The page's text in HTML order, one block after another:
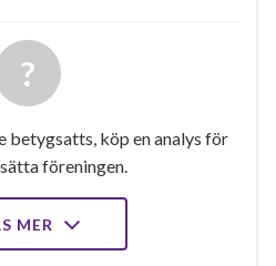
betygsatts, köp en analys för
föreningen.
MER